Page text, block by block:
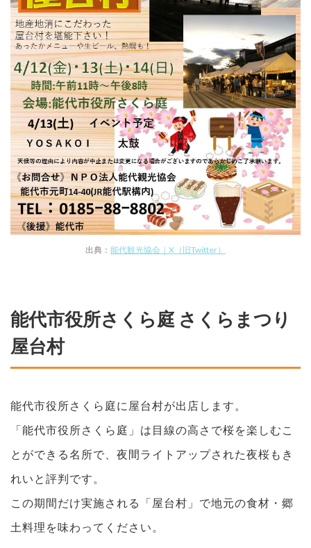
出典： 能代観光協会｜X（旧Twitter）
能代市役所さくら庭 さくらまつり
屋台村
能代市役所さくら庭に屋台村が出店します。
「能代市役所さくら庭」は目線の高さで桜を楽しむこ
とができる名所で、夜間ライトアップされた夜桜もき
れいと評判です。
この期間だけ実施される「屋台村」で地元の食材・郷
土料理を味わってください。